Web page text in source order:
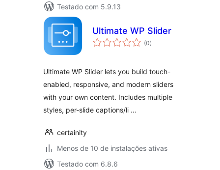
Testado com 5.9.13
Ultimate WP Slider
(0total
de
)
Ultimate WP Slider lets you build touch-
enabled, responsive, and modern sliders
with your own content. Includes multiple
styles, per-slide captions/li …
certainity
Menos de 10 de instalações ativas
Testado com 6.8.6